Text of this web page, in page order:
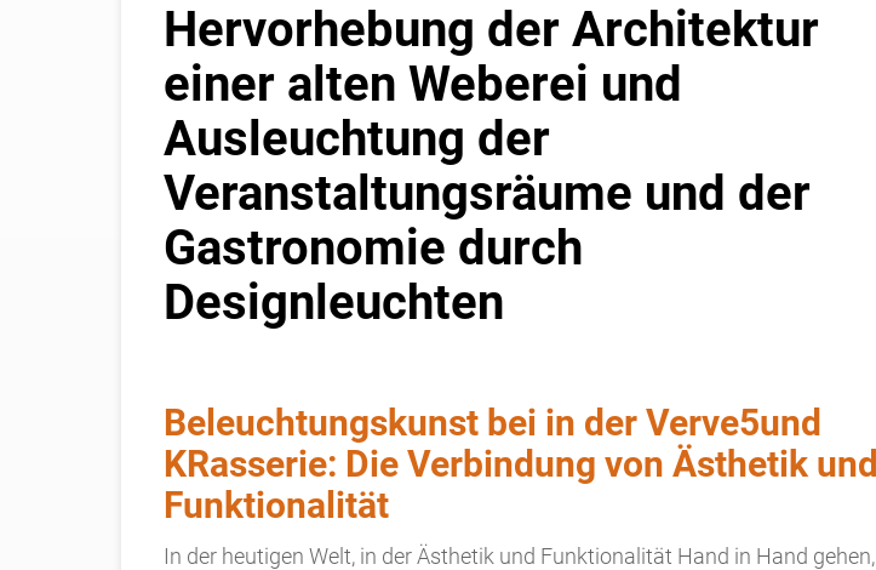
Hervorhebung der Architektur
einer alten Weberei und
Ausleuchtung der
Veranstaltungsräume und der
Gastronomie durch
Designleuchten
Beleuchtungskunst bei in der Verve5und
KRasserie: Die Verbindung von Ästhetik und
Funktionalität
In der heutigen Welt, in der Ästhetik und Funktionalität Hand in Hand gehen,